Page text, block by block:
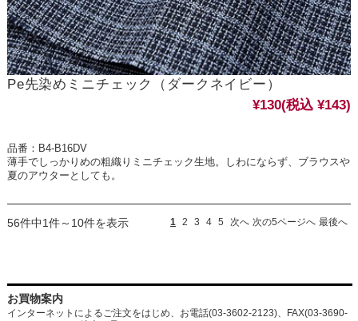
Pe先染めミニチェック（ダークネイビー）
¥130(税込 ¥143)
品番：B4-B16DV
薄手でしっかりめの粗織りミニチェック生地。しわにならず、ブラウスや
夏のアウターとしても。
56件中1件～10件を表示 1 2 3 4 5 次へ 次の5ページへ 最後へ
お買物案内
インターネットによるご注文をはじめ、お電話(03-3602-2123)、FAX(03-3690-